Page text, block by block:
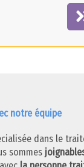
notre équipe
dans le
sommes